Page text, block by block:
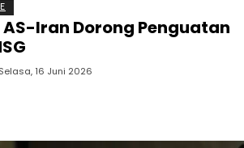
Iran Dorong Penguatan
Selasa, 16 Juni 2026